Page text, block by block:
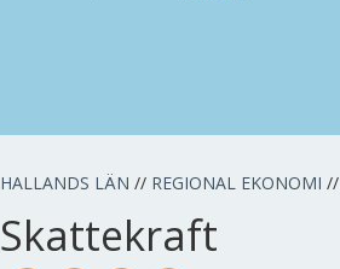
HALLANDS LÄN // REGIONAL EKONOMI //
Skattekraft